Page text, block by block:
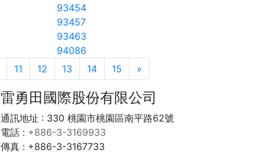
93454
93457
93463
94086
11 12 13 14 15 »
雷勇田國際股份有限公司
通訊地址 : 330 桃園市桃園區南平路62號
電話 : +886-3-3169933
傳真 : +886-3-3167733